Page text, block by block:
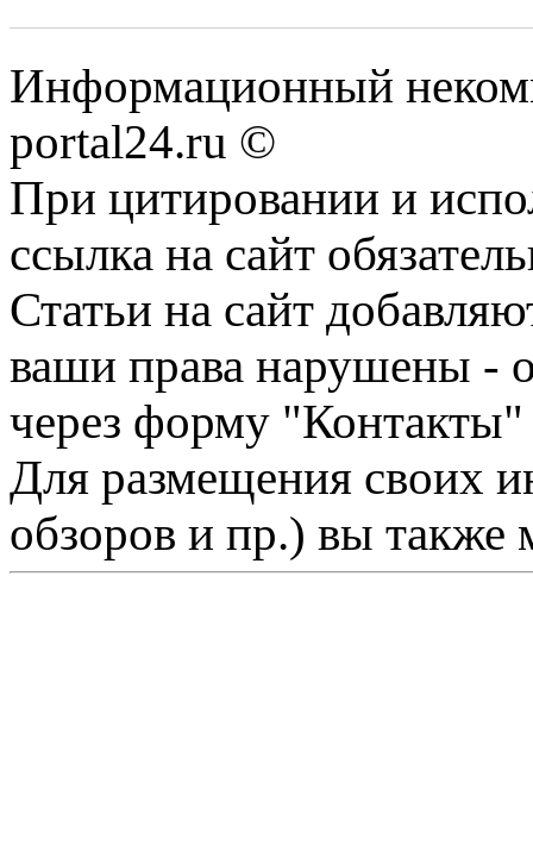
Информационный
portal24.ru ©
При цитировании и
ссылка на сайт
Статьи на сайт
ваши права нарушены -
через форму "Контакты"
Для размещения своих
обзоров и пр.) вы также